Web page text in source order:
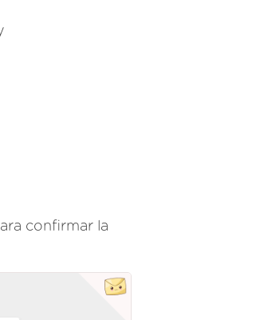
confirmar la